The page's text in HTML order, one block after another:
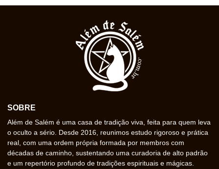
SOBRE
Além de Salém é uma casa de tradição viva, feita para quem leva
o oculto a sério. Desde 2016, reunimos estudo rigoroso e prática
real, com uma ordem própria formada por membros com
décadas de caminho, sustentando uma curadoria de alto padrão
e um repertório profundo de tradições espirituais e mágicas.